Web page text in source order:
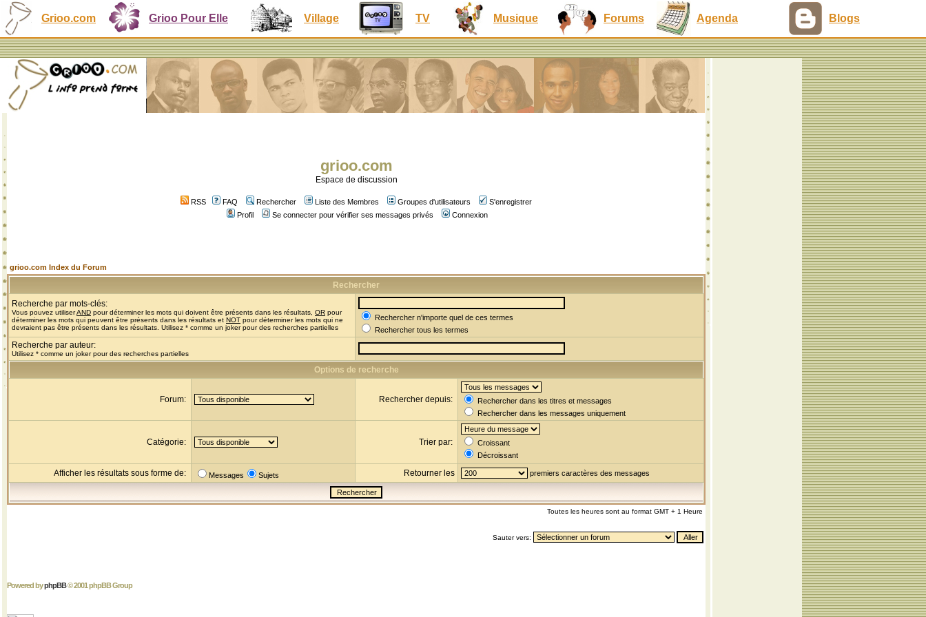
Grioo.com Grioo Pour Elle Village TV Musique Forums Agenda Blogs
grioo.com
Espace de discussion
RSS FAQ Rechercher Liste des Membres Groupes d'utilisateurs
S'enregistrer
Profil
Se connecter pour vérifier ses messages privés Connexion
grioo.com Index du Forum
Rechercher
Recherche par mots-clés:
Vous pouvez utiliserAND pour déterminer les mots qui doivent être présents dans les résultats, OR pour
déterminer les mots qui peuvent être présents dans les résultats et NOT pour déterminer les mots qui ne
devraient pas être présents dans les résultats. Utilisez * comme un joker pour des recherches partielles
Rechercher n'importe quel de ces termes
Rechercher tous les termes
Recherche par auteur:
Utilisez * comme un joker pour des recherches partielles
Options de recherche
Forum: Rechercher depuis:
Rechercher dans les titres et messages
Rechercher dans les messages uniquement
Catégorie: Trier par:
Croissant
Décroissant
Afficher les résultats sous forme de: Messages Sujets Retourner les premiers caractères des messages
Toutes les heures sont au format GMT + 1 Heure
Sauter vers:
Powered byphpBB© 2001 phpBB Group